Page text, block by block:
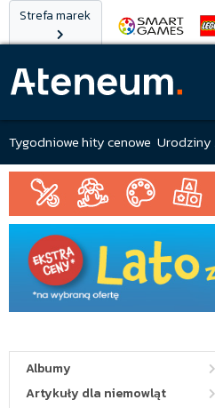
Strefa marek
Tygodniowe hity cenowe Urodziny
Albumy
Artykuły dla niemowląt